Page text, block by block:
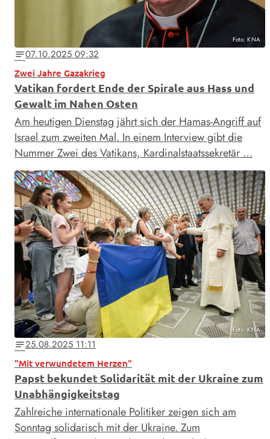
Foto: KNA
notes07.10.2025 09:32
Zwei Jahre Gazakrieg
Vatikan fordert Ende der Spirale aus Hass und
Gewalt im Nahen Osten
Am heutigen Dienstag jährt sich der Hamas-Angriff auf
Israel zum zweiten Mal. In einem Interview gibt die
Nummer Zwei des Vatikans, Kardinalstaatssekretär …
Foto: KNA
notes25.08.2025 11:11
"Mit verwundetem Herzen"
Papst bekundet Solidarität mit der Ukraine zum
Unabhängigkeitstag
Zahlreiche internationale Politiker zeigen sich am
Sonntag solidarisch mit der Ukraine. Zum